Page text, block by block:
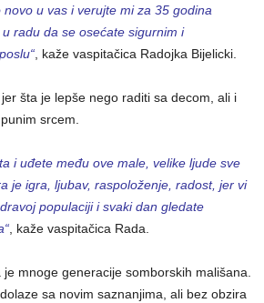
u vas i verujte mi za 35 godina
radu da se osećate sigurnim i
, kaže vaspitačica Radojka Bijelicki.
šta je lepše nego raditi sa decom, ali i
srcem.
i uđete među ove male, velike ljude sve
je igra, ljubav, raspoloženje, radost, jer vi
populaciji i svaki dan gledate
, kaže vaspitačica Rada.
je mnoge generacije somborskih mališana.
sa novim saznanjima, ali bez obzira